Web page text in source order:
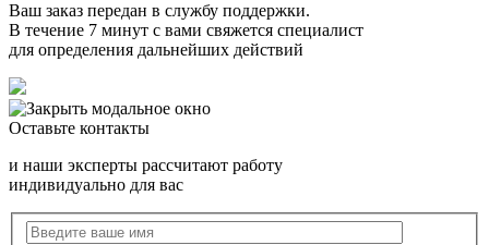
Ваш заказ передан в службу поддержки.
В течение 7 минут с вами свяжется специалист
для определения дальнейших действий
Оставьте контакты
и наши эксперты рассчитают работу
индивидуально для вас